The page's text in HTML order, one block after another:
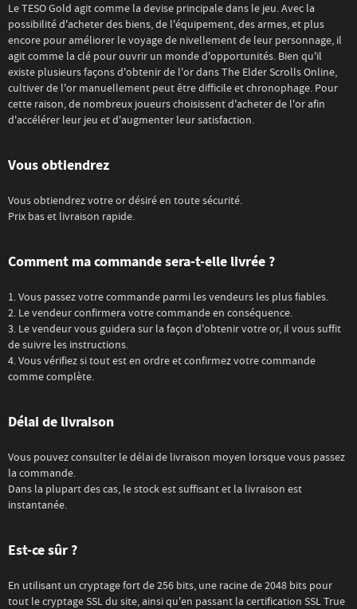
Le TESO Gold agit comme la devise principale dans le jeu. Avec la
possibilité d'acheter des biens, de l'équipement, des armes, et plus
encore pour améliorer le voyage de nivellement de leur personnage, il
agit comme la clé pour ouvrir un monde d'opportunités. Bien qu'il
existe plusieurs façons d'obtenir de l'or dans The Elder Scrolls Online,
cultiver de l'or manuellement peut être difficile et chronophage. Pour
cette raison, de nombreux joueurs choisissent d'acheter de l'or afin
d'accélérer leur jeu et d'augmenter leur satisfaction.
Vous obtiendrez
Vous obtiendrez votre or désiré en toute sécurité.
Prix bas et livraison rapide.
Comment ma commande sera-t-elle livrée ?
1. Vous passez votre commande parmi les vendeurs les plus fiables.
2. Le vendeur confirmera votre commande en conséquence.
3. Le vendeur vous guidera sur la façon d'obtenir votre or, il vous suffit
de suivre les instructions.
4. Vous vérifiez si tout est en ordre et confirmez votre commande
comme complète.
Délai de livraison
Vous pouvez consulter le délai de livraison moyen lorsque vous passez
la commande.
Dans la plupart des cas, le stock est suffisant et la livraison est
instantanée.
Est-ce sûr ?
En utilisant un cryptage fort de 256 bits, une racine de 2048 bits pour
tout le cryptage SSL du site, ainsi qu'en passant la certification SSL True